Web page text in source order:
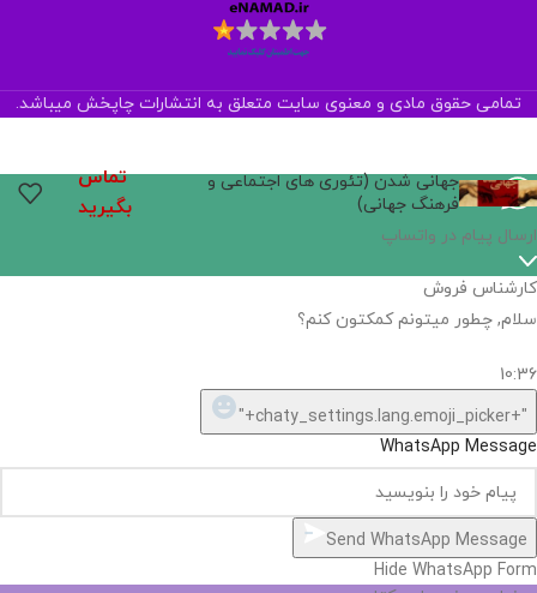
تمامی حقوق مادی و معنوی سایت متعلق به انتشارات چاپخش میباشد.
جهانی شدن (تئوری های اجتماعی و
فرهنگ جهانی)
تماس
بگیرید
اگر
نیست,
شاید
بتونیم
تهیه
Hide
chaty